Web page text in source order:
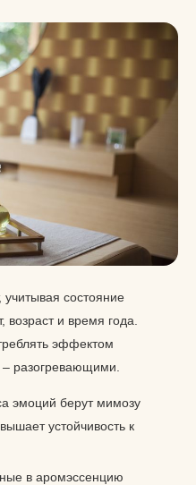
состояние
возраст и время года.
эффектом
разогревающими.
эмоций берут мимозу
устойчивость к
в аромэссенцию